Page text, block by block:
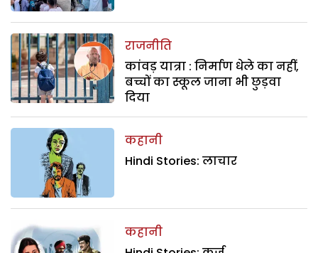
राजनीति
कांवड़ यात्रा : निर्माण धेले का नहीं,
बच्चों का स्कूल जाना भी छुड़वा
दिया
कहानी
Hindi Stories: लाचार
कहानी